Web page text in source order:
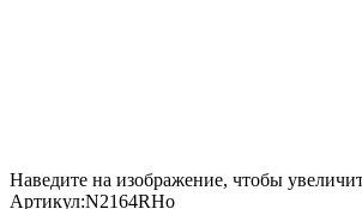
Наведите на изображение, чтобы
Артикул:N2164RHо